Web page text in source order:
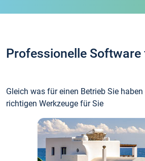
Professionelle
Gleich was für einen Betrieb Sie
richtigen Werkzeuge für Sie